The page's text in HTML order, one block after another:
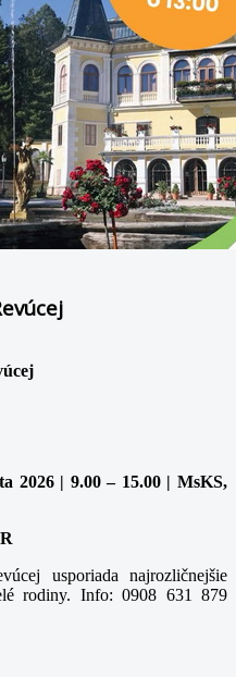
2026 | 9.00 – 15.00 | MsKS,
usporiada najrozličnejšie
rodiny. Info: 0908 631 879